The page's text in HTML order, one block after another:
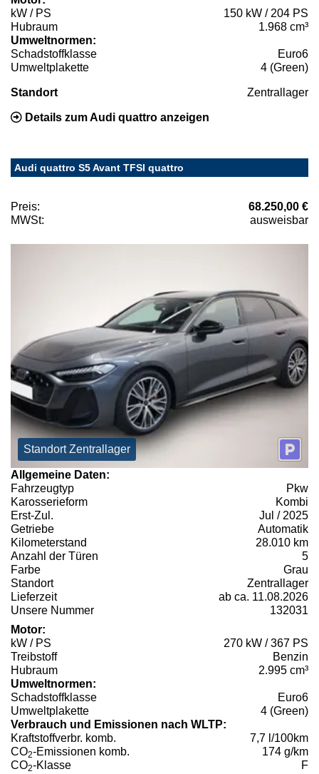
kW / PS
150 kW / 204 PS
Hubraum
1.968 cm³
Umweltnormen:
Schadstoffklasse
Euro6
Umweltplakette
4 (Green)
Standort Zentrallager
Details zum Audi quattro anzeigen
Audi quattro S5 Avant TFSI quattro
Preis:
68.250,00 €
MWSt:
ausweisbar
Standort Zentrallager
Allgemeine Daten:
Fahrzeugtyp
Pkw
Karosserieform
Kombi
Erst-Zul.
Jul / 2025
Getriebe
Automatik
Kilometerstand
28.010 km
Anzahl der Türen
5
Farbe
Grau
Standort
Zentrallager
Lieferzeit
ab ca. 11.08.2026
Unsere Nummer
132031
Motor:
kW / PS
270 kW / 367 PS
Treibstoff
Benzin
Hubraum
2.995 cm³
Umweltnormen:
Schadstoffklasse
Euro6
Umweltplakette
4 (Green)
Verbrauch und Emissionen nach WLTP:
Kraftstoffverbr. komb.
7,7 l/100km
CO2-Emissionen komb.
174 g/km
CO2-Klasse F